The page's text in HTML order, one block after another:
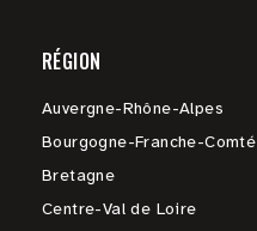
RÉGION
Auvergne-Rhône-Alpes
Bourgogne-Franche-Comté
Bretagne
Centre-Val de Loire